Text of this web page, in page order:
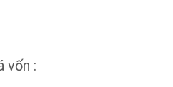
vốn :